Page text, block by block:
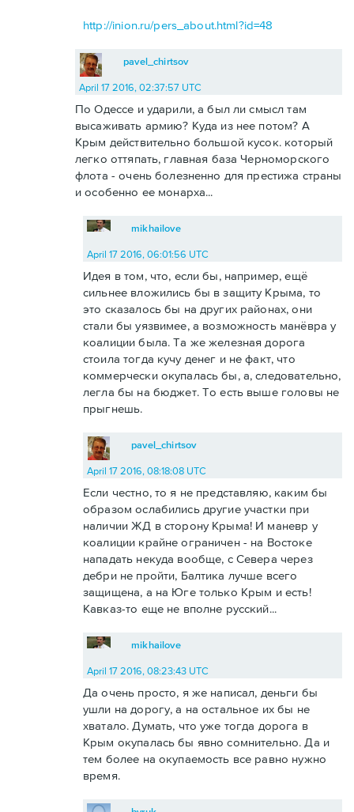
http://inion.ru/pers_about.html?id=48
pavel_chirtsov
April 17 2016, 02:37:57 UTC
По Одессе и ударили, а был ли смысл там
высаживать армию? Куда из нее потом? А
Крым действительно большой кусок. который
легко оттяпать, главная база Черноморского
флота - очень болезненно для престижа страны
и особенно ее монарха...
mikhailove
April 17 2016, 06:01:56 UTC
Идея в том, что, если бы, например, ещё
сильнее вложились бы в защиту Крыма, то
это сказалось бы на других районах, они
стали бы уязвимее, а возможность манёвра у
коалиции была. Та же железная дорога
стоила тогда кучу денег и не факт, что
коммерчески окупалась бы, а, следовательно,
легла бы на бюджет. То есть выше головы не
прыгнешь.
pavel_chirtsov
April 17 2016, 08:18:08 UTC
Если честно, то я не представляю, каким бы
образом ослабились другие участки при
наличии ЖД в сторону Крыма! И маневр у
коалиции крайне ограничен - на Востоке
нападать некуда вообще, с Севера через
дебри не пройти, Балтика лучше всего
защищена, а на Юге только Крым и есть!
Кавказ-то еще не вполне русский...
mikhailove
April 17 2016, 08:23:43 UTC
Да очень просто, я же написал, деньги бы
ушли на дорогу, а на остальное их бы не
хватало. Думать, что уже тогда дорога в
Крым окупалась бы явно сомнительно. Да и
тем более на окупаемость все равно нужно
время.